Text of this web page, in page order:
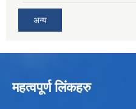
अन्य
महत्वपूर्ण लिंकहरु